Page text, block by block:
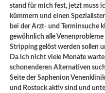
stand für mich fest, jetzt muss
kümmern und einen
bei der Arzt- und Terminsuche
gewöhnlich alle
Stripping gelöst werden sollen
Da ich nicht viele Monate
schonenderen Alternativen
Seite der Saphenion
und Rostock aktiv sind und